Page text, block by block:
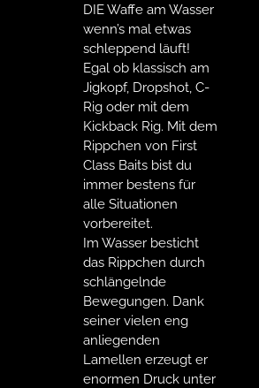
DIE Waffe am Wasser
wenn’s mal etwas
schleppend läuft!
Egal ob klassisch am
Jigkopf, Dropshot, C-
Rig oder mit dem
Kickback Rig. Mit dem
Rippchen von First
Class Baits bist du
immer bestens für
alle Situationen
vorbereitet.
Im Wasser besticht
das Rippchen durch
schlängelnde
Bewegungen. Dank
seiner vielen eng
anliegenden
Lamellen erzeugt er
enormen Druck unter